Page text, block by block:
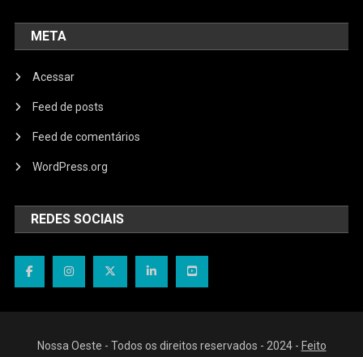
META
Acessar
Feed de posts
Feed de comentários
WordPress.org
REDES SOCIAIS
Nossa Oeste - Todos os direitos reservados - 2024 - Feito